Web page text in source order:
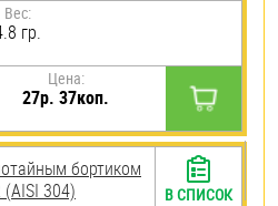
Вес:
гр.
Цена:
27р. 37коп.
бортиком
304)
В СПИСОК